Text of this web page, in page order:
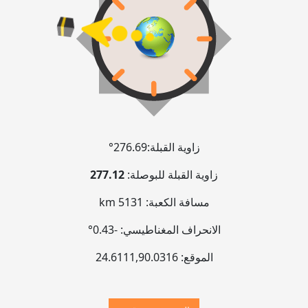
زاوية القبلة:276.69°
زاوية القبلة للبوصلة: 277.12
مسافة الكعبة: 5131 km
الانحراف المغناطيسي:-0.43°
الموقع:
24.6111,90.0316